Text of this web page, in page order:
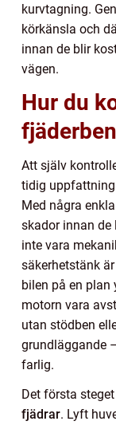
kurvtagning.
körkänsla och
innan de blir
vägen.
Hur du
Att själv
tidig
Med några
skador innan de
inte vara
säkerhetstänk
bilen på en plan
motorn vara
utan stödben
grundläggande
farlig.
Det första
fjädrar. Lyft